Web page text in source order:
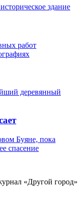
здание
работ
деревянный
Буяне, пока
спасение
«Другой город»